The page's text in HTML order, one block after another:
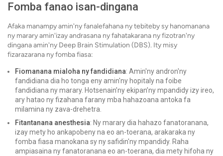
Fomba fanao isan-dingana
Afaka manampy amin'ny fanalefahana ny tebiteby sy hanomanana
ny marary amin'izay andrasana ny fahatakarana ny fizotran'ny
dingana amin'ny Deep Brain Stimulation (DBS). Ity misy
fizarazarana ny fomba fiasa:
Fiomanana mialoha ny fandidiana: Amin'ny andron'ny
fandidiana dia ho tonga eny amin'ny hopitaly na foibe
fandidiana ny marary. Hotsenain’ny ekipan’ny mpandidy izy ireo,
ary hatao ny fizahana farany mba hahazoana antoka fa
milamina ny zava-drehetra.
Fitantanana anesthesia: Ny marary dia hahazo fanatoranana,
izay mety ho ankapobeny na eo an-toerana, arakaraka ny
fomba fiasa manokana sy ny safidin'ny mpandidy. Raha
ampiasaina ny fanatoranana eo an-toerana, dia mety hifoha ny